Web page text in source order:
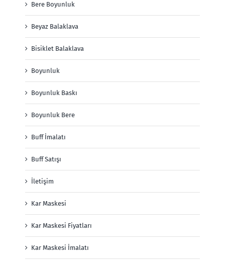
Bere Boyunluk
Beyaz Balaklava
Bisiklet Balaklava
Boyunluk
Boyunluk Baskı
Boyunluk Bere
Buff İmalatı
Buff Satışı
İletişim
Kar Maskesi
Kar Maskesi Fiyatları
Kar Maskesi İmalatı